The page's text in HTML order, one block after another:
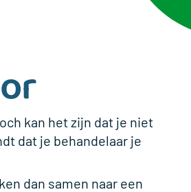
kan het zijn dat je niet
dat je behandelaar je
dan samen naar een